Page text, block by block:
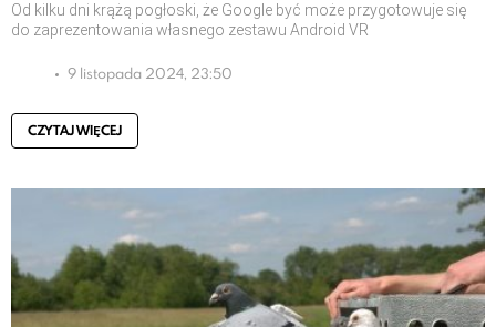
Od kilku dni krążą pogłoski, że Google być może przygotowuje się
do zaprezentowania własnego zestawu Android VR
9 listopada 2024, 23:50
CZYTAJ WIĘCEJ